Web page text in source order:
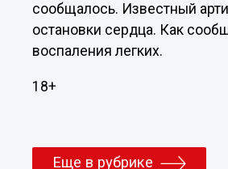
сообщалось. Известный
остановки сердца. Как
воспаления легких.
18+
Еще в рубрике